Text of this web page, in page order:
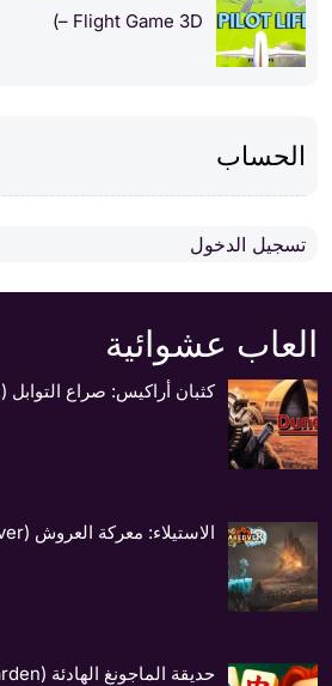
– Flight Game 3D)
الحساب
تسجيل الدخول
العاب عشوائية
كثبان أراكيس: صراع التوابل (Dune 2)
الاستيلاء: معركة العروش (Takeover)
حديقة الماجونغ الهادئة (Mahjong Garden)